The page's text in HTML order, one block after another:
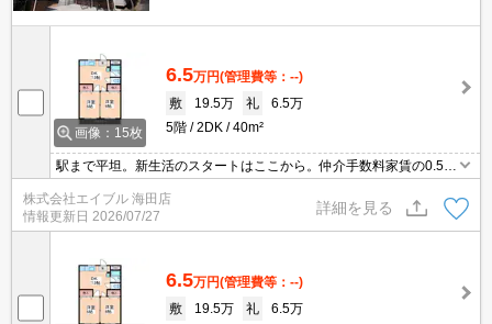
画像：15枚
6.5万円(管理費等：--)
敷
19.5万 礼
6.5万
5階
2DK 40m²
駅まで平坦。新生活のスタートはここから。仲介手数料家賃の0.55
ヶ月分。保証委託料（賃料総額に対し、初回額50％、月額2％）。
内見から契約までオンラインで対応可能です。
株式会社エイブル 海田店
情報更新日 2026/07/27
詳細を見る
6.5万円(管理費等：--)
敷
19.5万 礼
6.5万